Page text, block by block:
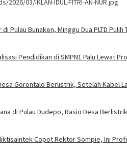
Pulau Bunaken, Minggu Dua PLTD Pulih
Pendidikan di SMPN1 Palu Lewat
Gorontalo Berlistrik, Setelah Kabel
di Pulau Dudepo, Rasio Desa
Copot Rektor Sompie, Ini